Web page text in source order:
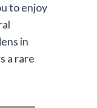
to enjoy
in
a rare